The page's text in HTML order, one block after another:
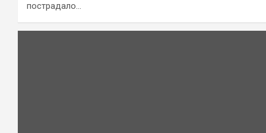
пострадало…